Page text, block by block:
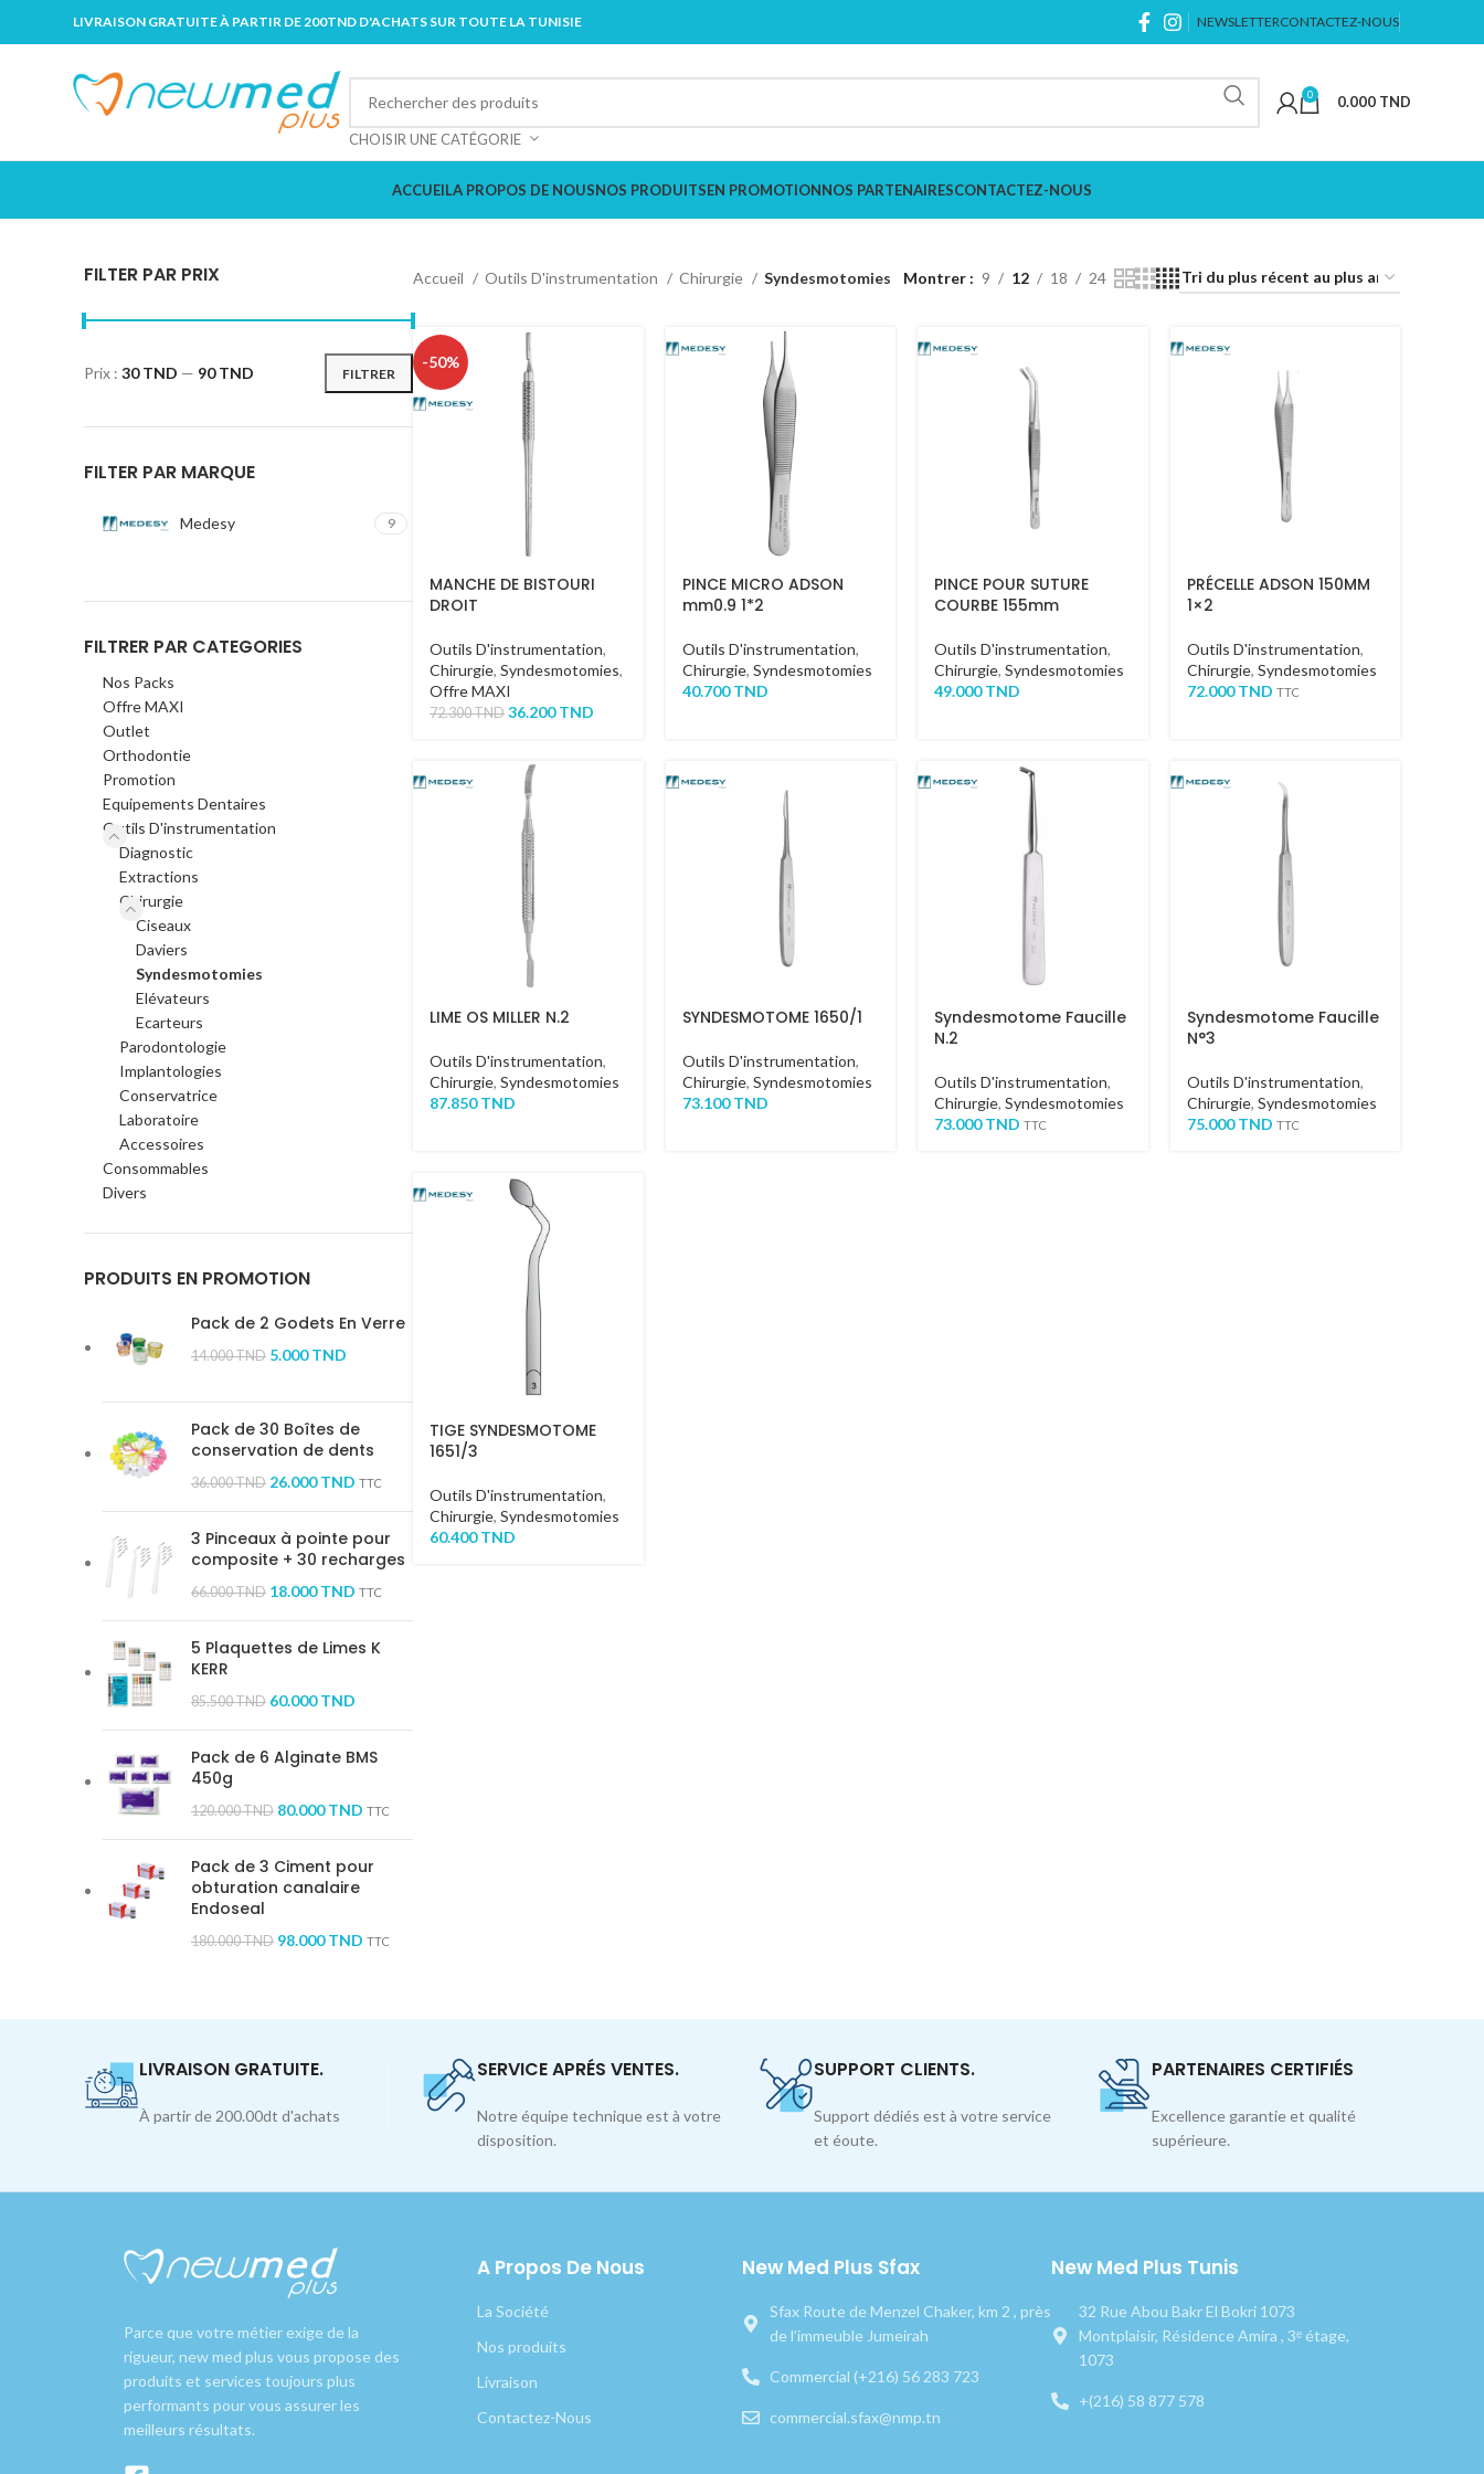
LIVRAISON GRATUITE À PARTIR DE 200TND D'ACHATS SUR TOUTE LA TUNISIE NEWSLETTERCONTACTEZ-NOUS
CHOISIR UNE CATÉGORIE
0 0.000 TND
ACCUEILA PROPOS DE NOUSNOS PRODUITSEN PROMOTIONNOS PARTENAIRESCONTACTEZ-NOUS
FILTER PAR PRIX
FILTRER
Prix : 30 TND — 90 TND
FILTER PAR MARQUE
Medesy 9
FILTRER PAR CATEGORIES
Nos Packs
Offre MAXI
Outlet
Orthodontie
Promotion
Equipements Dentaires
Outils D'instrumentation
Diagnostic
Extractions
Chirurgie
Ciseaux
Daviers
Syndesmotomies
Elévateurs
Ecarteurs
Parodontologie
Implantologies
Conservatrice
Laboratoire
Accessoires
Consommables
Divers
PRODUITS EN PROMOTION
Pack de 2 Godets En Verre
14.000TND 5.000TND
Pack de 30 Boîtes de
conservation de dents
36.000TND 26.000TND TTC
3 Pinceaux à pointe pour
composite + 30 recharges
66.000TND 18.000TND TTC
5 Plaquettes de Limes K
KERR
85.500TND 60.000TND
Pack de 6 Alginate BMS
450g
120.000TND 80.000TND TTC
Pack de 3 Ciment pour
obturation canalaire
Endoseal
180.000TND 98.000TND TTC
Accueil Outils D'instrumentation Chirurgie Syndesmotomies Montrer 9 12 18 24
-50%
MANCHE DE BISTOURI
DROIT
Outils D'instrumentation,
Chirurgie, Syndesmotomies,
Offre MAXI
72.300TND 36.200TND
PINCE MICRO ADSON
mm0.9 1*2
Outils D'instrumentation,
Chirurgie, Syndesmotomies
40.700TND
PINCE POUR SUTURE
COURBE 155mm
Outils D'instrumentation,
Chirurgie, Syndesmotomies
49.000TND
PRÉCELLE ADSON 150MM
1×2
Outils D'instrumentation,
Chirurgie, Syndesmotomies
72.000TND TTC
LIME OS MILLER N.2
Outils D'instrumentation,
Chirurgie, Syndesmotomies
87.850TND
SYNDESMOTOME 1650/1
Outils D'instrumentation,
Chirurgie, Syndesmotomies
73.100TND
Syndesmotome Faucille
N.2
Outils D'instrumentation,
Chirurgie, Syndesmotomies
73.000TND TTC
Syndesmotome Faucille
N°3
Outils D'instrumentation,
Chirurgie, Syndesmotomies
75.000TND TTC
TIGE SYNDESMOTOME
1651/3
Outils D'instrumentation,
Chirurgie, Syndesmotomies
60.400TND
LIVRAISON GRATUITE.
À partir de 200.00dt d'achats
SERVICE APRÉS VENTES.
Notre équipe technique est à votre
disposition.
SUPPORT CLIENTS.
Support dédiés est à votre service
et éoute.
PARTENAIRES CERTIFIÉS
Excellence garantie et qualité
supérieure.
Parce que votre métier exige de la
rigueur, new med plus vous propose des
produits et services toujours plus
performants pour vous assurer les
meilleurs résultats.
A Propos De Nous
La Société
Nos produits
Livraison
Contactez-Nous
New Med Plus Sfax
Sfax Route de Menzel Chaker, km 2 , près
de l’immeuble Jumeirah
Commercial (+216) 56 283 723
commercial.sfax@nmp.tn
New Med Plus Tunis
32 Rue Abou Bakr El Bokri 1073
Montplaisir, Résidence Amira , 3ᵉ étage,
1073
+(216) 58 877 578